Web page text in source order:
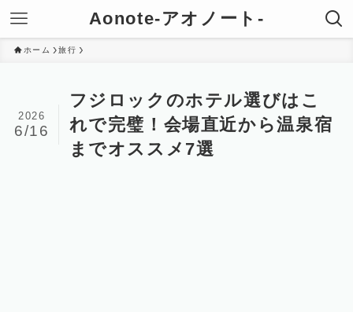
Aonote-アオノート-
ホーム 旅行
フジロックのホテル選びはこ
れで完璧！会場直近から温泉宿
までオススメ7選
2026
6/16